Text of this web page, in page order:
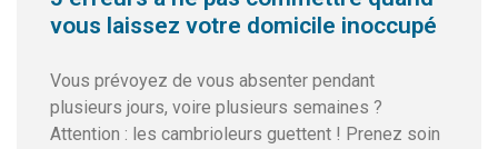
vous laissez votre domicile inoccupé
Vous prévoyez de vous absenter pendant
plusieurs jours, voire plusieurs semaines ?
Attention : les cambrioleurs guettent ! Prenez soin